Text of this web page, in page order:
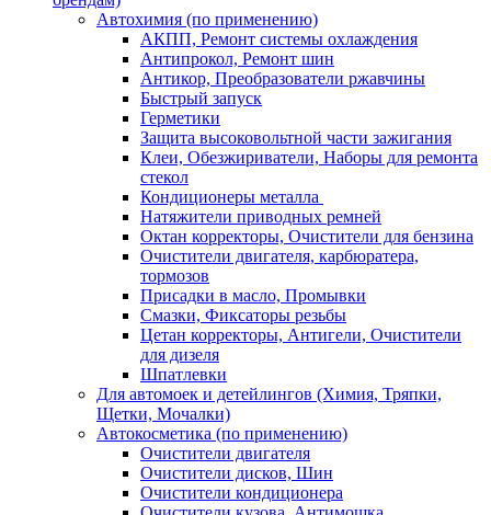
Автохимия (по применению)
АКПП, Ремонт системы охлаждения
Антипрокол, Ремонт шин
Антикор, Преобразователи ржавчины
Быстрый запуск
Герметики
Защита высоковольтной части зажигания
Клеи, Обезжириватели, Наборы для ремонта
стекол
Кондиционеры металла
Натяжители приводных ремней
Октан корректоры, Очистители для бензина
Очистители двигателя, карбюратера,
тормозов
Присадки в масло, Промывки
Смазки, Фиксаторы резьбы
Цетан корректоры, Антигели, Очистители
для дизеля
Шпатлевки
Для автомоек и детейлингов (Химия, Тряпки,
Щетки, Мочалки)
Автокосметика (по применению)
Очистители двигателя
Очистители дисков, Шин
Очистители кондиционера